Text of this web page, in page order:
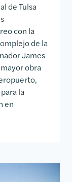
de Tulsa
con la
de la
James
obra
la
en